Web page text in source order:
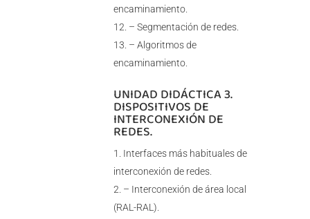
encaminamiento.
– Segmentación de redes.
– Algoritmos de
encaminamiento.
UNIDAD DIDÁCTICA 3.
DISPOSITIVOS DE
INTERCONEXIÓN DE
REDES.
Interfaces más habituales de
interconexión de redes.
– Interconexión de área local
(RAL-RAL).